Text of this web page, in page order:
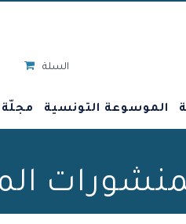
السلة
الموسوعة التونسية
لمنشورات